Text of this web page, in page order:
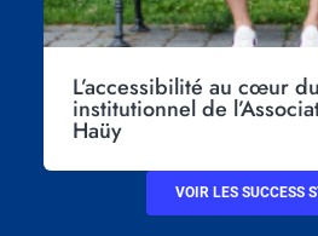
L’accessibilité au cœur
institutionnel de
Haüy
VOIR LES SUCCESS